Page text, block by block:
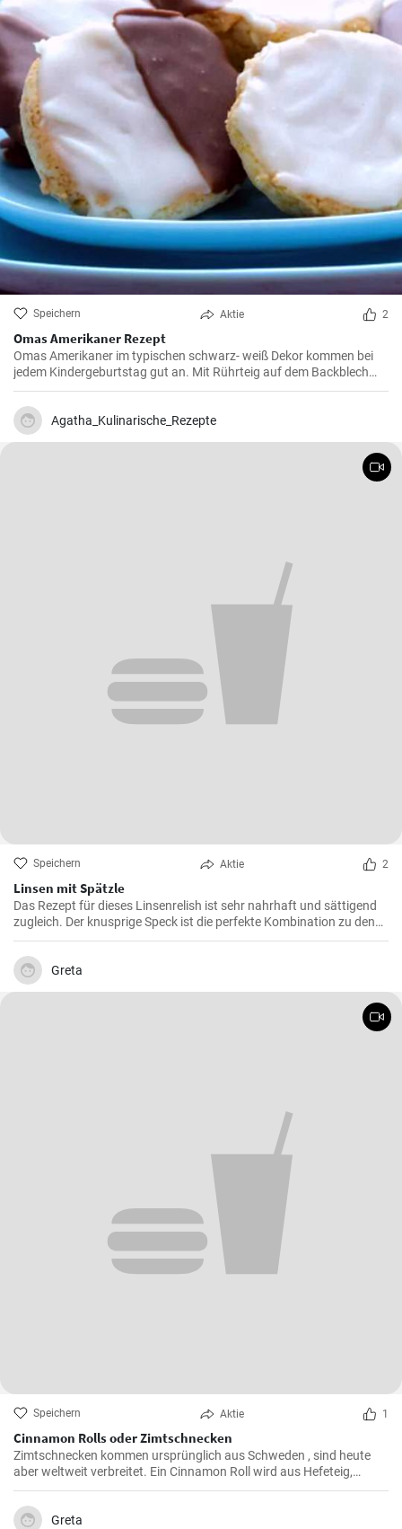
Speichern Aktie 2
Omas Amerikaner Rezept
Omas Amerikaner im typischen schwarz- weiß Dekor kommen bei
jedem Kindergeburtstag gut an. Mit Rührteig auf dem Backblech
kann man sie einfach backen. Zuletzt werden die Amerikaner dick
mit Zuckerguß bestrichen.
Agatha_Kulinarische_Rezepte
Speichern Aktie 2
Linsen mit Spätzle
Das Rezept für dieses Linsenrelish ist sehr nahrhaft und sättigend
zugleich. Der knusprige Speck ist die perfekte Kombination zu den
Linsen, dem Gemüse und den Spätzle.
Greta
Speichern Aktie 1
Cinnamon Rolls oder Zimtschnecken
Zimtschnecken kommen ursprünglich aus Schweden , sind heute
aber weltweit verbreitet. Ein Cinnamon Roll wird aus Hefeteig,
Butter, Zimt und Zucker zubereitet . Ihre Kinder und Kaffeegäste
werden es lieben.
Greta